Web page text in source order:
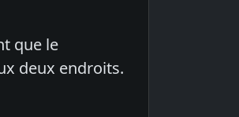
que le
deux endroits.